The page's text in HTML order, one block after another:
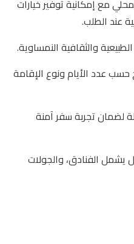
مع إمكانية توفير خيارات
عند الطلب.
والثقافية النمساوية.
عدد الأيام ونوع الإقامة
لضمان تجربة سفر آمنة
يشمل الفنادق، والجولات